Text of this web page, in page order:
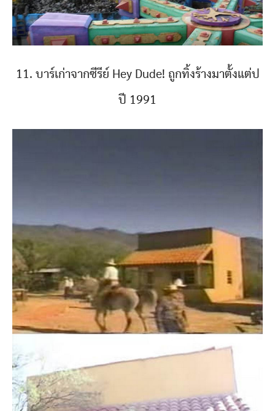
11. บาร์เก่าจากซีรีย์ Hey Dude! ถูกทิ้งร้างมาตั้งแต่ป
ปี 1991